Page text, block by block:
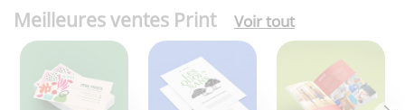
Meilleures ventes Print Voir tout